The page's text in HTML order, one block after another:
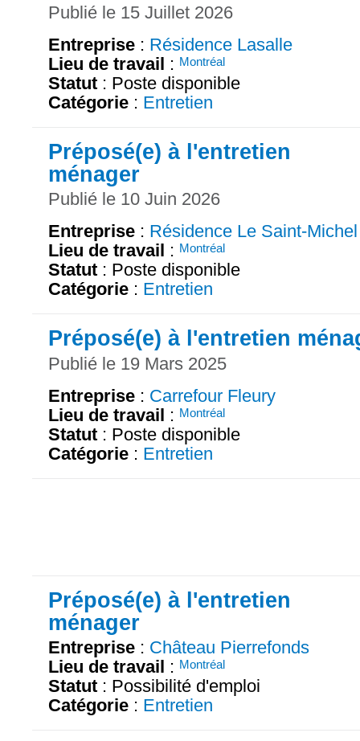
Publié le 15 Juillet 2026
Entreprise : Résidence Lasalle
Lieu de travail : Montréal
Statut : Poste disponible
Catégorie : Entretien
Préposé(e) à l'entretien
ménager
Publié le 10 Juin 2026
Entreprise : Résidence Le Saint-Michel
Lieu de travail : Montréal
Statut : Poste disponible
Catégorie : Entretien
Préposé(e) à l'entretien
Publié le 19 Mars 2025
Entreprise : Carrefour Fleury
Lieu de travail : Montréal
Statut : Poste disponible
Catégorie : Entretien
Préposé(e) à l'entretien
ménager
Entreprise : Château Pierrefonds
Lieu de travail : Montréal
Statut : Possibilité d'emploi
Catégorie : Entretien